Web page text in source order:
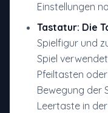
Einstellungen
Tastatur: Die
Spielfigur und
Spiel
Pfeiltasten
Bewegung der
Leertaste in